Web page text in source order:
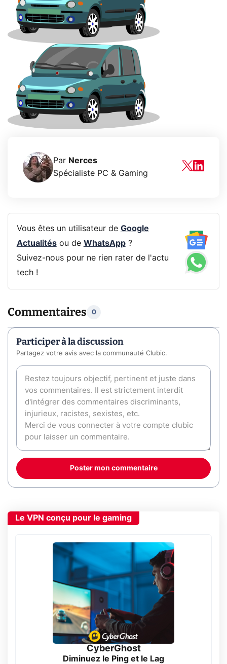
Par Nerces
Spécialiste PC & Gaming
Vous êtes un utilisateur de Google
Actualitésou de WhatsApp?
Suivez-nous pour ne rien rater de l'actu
tech !
Commentaires 0
Participer à la discussion
Partagez votre avis avec la communauté Clubic.
Poster mon commentaire
Le VPN conçu pour le gaming
CyberGhost
Diminuez le Ping et le Lag